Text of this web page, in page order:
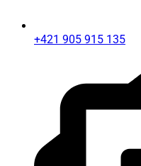
+421 905 915 135